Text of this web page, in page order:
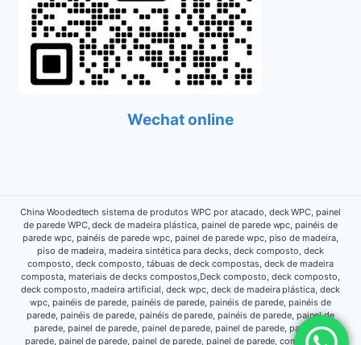
Wechat online
China Woodedtech sistema de produtos WPC por atacado, deck WPC, painel
de parede WPC, deck de madeira plástica, painel de parede wpc, painéis de
parede wpc, painéis de parede wpc, painel de parede wpc, piso de madeira,
piso de madeira, madeira sintética para decks, deck composto, deck
composto, deck composto, tábuas de deck compostas, deck de madeira
composta, materiais de decks compostos,Deck composto, deck composto,
deck composto, madeira artificial, deck wpc, deck de madeira plástica, deck
wpc, painéis de parede, painéis de parede, painéis de parede, painéis de
parede, painéis de parede, painéis de parede, painéis de parede, painel de
parede, painel de parede, painel de parede, painel de parede, painel de
parede, painel de parede, painel de parede, painel de parede, composto de